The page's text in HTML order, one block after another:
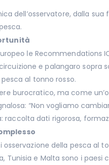
dell’osservatore, dalla
le
e palangaro sopra
al tonno rosso.
burocratico, ma come
“Non vogliamo
raccolta dati rigorosa,
della pesca al
Tunisia e Malta sono i